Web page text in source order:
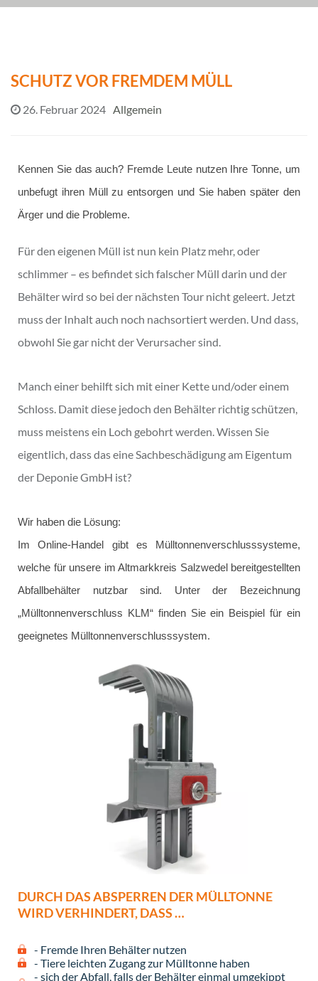
SCHUTZ VOR FREMDEM MÜLL
26. Februar 2024 Allgemein
Kennen Sie das auch? Fremde Leute nutzen Ihre Tonne, um
unbefugt ihren Müll zu entsorgen und Sie haben später den
Ärger und die Probleme.
Für den eigenen Müll ist nun kein Platz mehr, oder
schlimmer – es befindet sich falscher Müll darin und der
Behälter wird so bei der nächsten Tour nicht geleert. Jetzt
muss der Inhalt auch noch nachsortiert werden. Und dass,
obwohl Sie gar nicht der Verursacher sind.
Manch einer behilft sich mit einer Kette und/oder einem
Schloss. Damit diese jedoch den Behälter richtig schützen,
muss meistens ein Loch gebohrt werden. Wissen Sie
eigentlich, dass das eine Sachbeschädigung am Eigentum
der Deponie GmbH ist?
Wir haben die Lösung:
Im Online-Handel gibt es Mülltonnenverschlusssysteme,
welche für unsere im Altmarkkreis Salzwedel bereitgestellten
Abfallbehälter nutzbar sind. Unter der Bezeichnung
„Mülltonnenverschluss KLM“ finden Sie ein Beispiel für ein
geeignetes Mülltonnenverschlusssystem.
DURCH DAS ABSPERREN DER MÜLLTONNE
WIRD VERHINDERT, DASS…
- Fremde Ihren Behälter nutzen
- Tiere leichten Zugang zur Mülltonne haben
- sich der Abfall, falls der Behälter einmal umgekippt